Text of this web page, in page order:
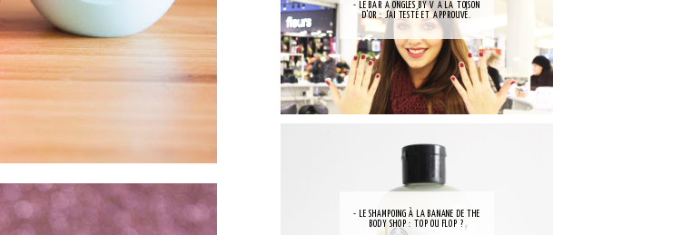
- LE BAR À ONGLES BY V À LA TOISON
D'OR : J'AI TESTÉ ET APPROUVÉ.
- LE SHAMPOING À LA BANANE DE THE
BODY SHOP : TOP OU FLOP ?